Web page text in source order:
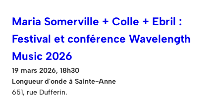
Maria Somerville + Colle + Ebril :
Festival et conférence Wavelength
Music 2026
19 mars 2026, 18h30
Longueur d'onde à Sainte-Anne
651, rue Dufferin.